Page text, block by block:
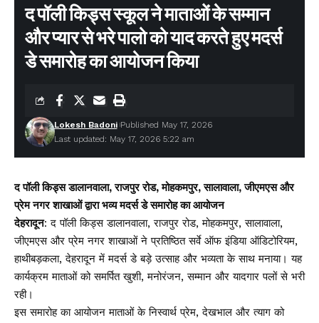
द पॉली किड्स स्कूल ने माताओं के सम्मान
और प्यार से भरे पालो को याद करते हुए मदर्स
डे समारोह का आयोजन किया
Last updated: May 17, 2026 5:22 am
Lokesh Badoni Published May 17, 2026
द पॉली किड्स डालानवाला, राजपुर रोड, मोहकमपुर, सालावाला, जीएमएस और
प्रेम नगर शाखाओं द्वारा भव्य मदर्स डे समारोह का आयोजन
देहरादून: द पॉली किड्स डालानवाला, राजपुर रोड, मोहकमपुर, सालावाला,
जीएमएस और प्रेम नगर शाखाओं ने प्रतिष्ठित सर्वे ऑफ इंडिया ऑडिटोरियम,
हाथीबड़कला, देहरादून में मदर्स डे बड़े उत्साह और भव्यता के साथ मनाया। यह
कार्यक्रम माताओं को समर्पित खुशी, मनोरंजन, सम्मान और यादगार पलों से भरी
रही।
इस समारोह का आयोजन माताओं के निस्वार्थ प्रेम, देखभाल और त्याग को